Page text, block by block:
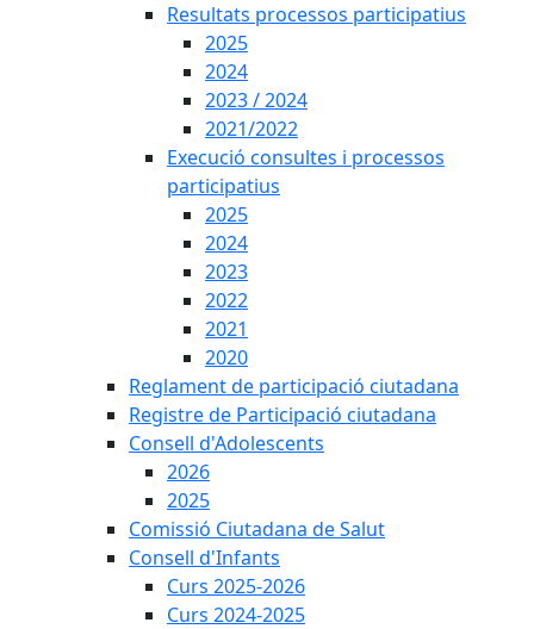
Resultats processos participatius
2025
2024
2023 / 2024
2021/2022
Execució consultes i processos
participatius
2025
2024
2023
2022
2021
2020
Reglament de participació ciutadana
Registre de Participació ciutadana
Consell d'Adolescents
2026
2025
Comissió Ciutadana de Salut
Consell d'Infants
Curs 2025-2026
Curs 2024-2025